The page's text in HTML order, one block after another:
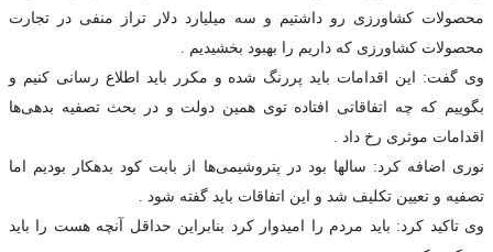
محصولات کشاورزی رو داشتیم و سه میلیارد دلار تراز منفی در تجارت
محصولات کشاورزی که داریم را بهبود بخشیدیم .
وی گفت: این اقدامات باید پررنگ شده و مکرر باید اطلاع رسانی کنیم و
بگوییم که چه اتفاقاتی افتاده توی همین دولت و در بحث تصفیه بدهی‌ها
اقدامات موثری رخ داد .
نوری اضافه کرد: سالها بود در پتروشیمی‌ها از بابت کود بدهکار بودیم اما
تصفیه و تعیین تکلیف شد و این اتفاقات باید گفته شود .
وی تاکید کرد: باید مردم را امیدوار کرد بنابراین حداقل آنچه هست را باید